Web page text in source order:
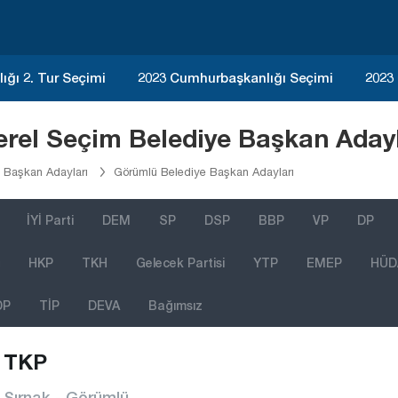
2. Tur Seçimi 2023 Cumhurbaşkanlığı Seçimi
Seçim Belediye Başkan
Adayları Görümlü Belediye Başkan Adayları
İYİ Parti DEM SP DSP BBP VP DP
HKP TKH Gelecek Partisi YTP EMEP
TİP DEVA Bağımsız
TKP